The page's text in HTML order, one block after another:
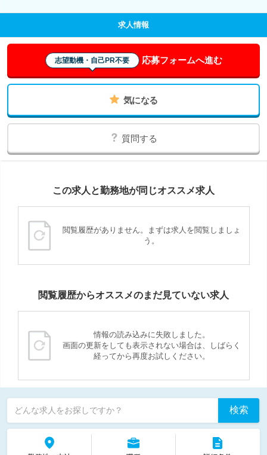
求人情報
志望動機・自己PR不要 応募フォームへ進む
気になる
質問する
この求人と勤務地が同じオススメ求人
閲覧履歴がありません。まずは求人を閲覧しましょ
う。
閲覧履歴からオススメのまだ見ていない求人
情報の読み込みに失敗しました。
画面の更新をしても表示されない場合は、しばらく
経ってから再度お試しください。
どんな求人をお探しですか？ 検索